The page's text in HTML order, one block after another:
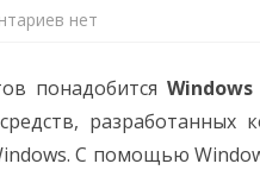
к
Windows.
Создание
файла
ответов
нет
понадобится Windows
С помощью